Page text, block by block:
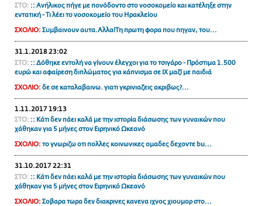
ΜΙΚΡΟΠΡΑΓΜΑΤΑ
THE GOOD LIFO
LIFOLAND
CITY GUIDE
ΑΜΠΑ
PRINT
ΣΤΟ: :: Ανήλικος πήγε με πονόδοντο στο νοσοκομείο και κατέληξε στην
εντατική - Τι λέει το νοσοκομείο του Ηρακλείου
ΣΧΟΛΙΟ: Συμβαινουν αυτα.Αλλα!Τη πρωτη φορα που πηγαν, του...
31.1.2018 23:02
ΣΤΟ: :: Δόθηκε εντολή να γίνουν έλεγχοι για το τσιγάρο - Πρόστιμα 1.500
ευρώ και αφαίρεση διπλώματος για κάπνισμα σε ΙΧ μαζί με παιδιά
ΣΧΟΛΙΟ: δε σε καταλαβαινω. γιατι γκρινιαζεις ακριβως?...
1.11.2017 19:13
ΣΤΟ: :: Κάτι δεν πάει καλά με την ιστορία διάσωσης των γυναικών που
χάθηκαν για 5 μήνες στον Ειρηνικό Ωκεανό
ΣΧΟΛΙΟ: το γνωριζω οτι πολλες κοινωνικες ομαδες δεχοντε bu...
31.10.2017 22:31
ΣΤΟ: :: Κάτι δεν πάει καλά με την ιστορία διάσωσης των γυναικών που
χάθηκαν για 5 μήνες στον Ειρηνικό Ωκεανό
ΣΧΟΛΙΟ: Σοβαρα τωρα δεν διακρινες κανενα ιχνος χιουμορ στο...